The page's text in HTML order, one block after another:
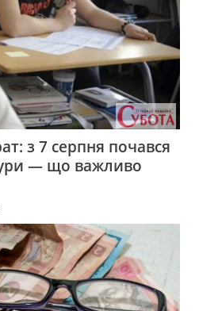
з 7 серпня почався
— що важливо